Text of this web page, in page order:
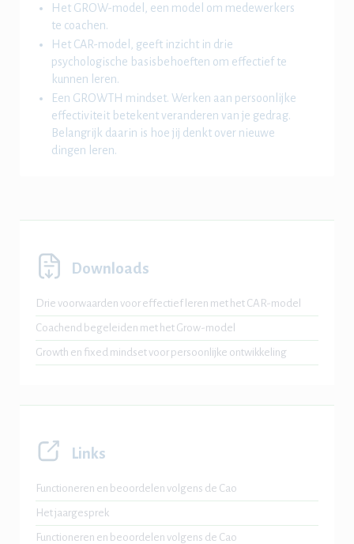
Het GROW-model, een model om medewerkers
te coachen.
Het CAR-model, geeft inzicht in drie
psychologische basisbehoeften om effectief te
kunnen leren.
Een GROWTH mindset. Werken aan persoonlijke
effectiviteit betekent veranderen van je gedrag.
Belangrijk daarin is hoe jij denkt over nieuwe
dingen leren.
Downloads
Drie voorwaarden voor effectief leren met het CAR-model
Coachend begeleiden met het Grow-model
Growth en fixed mindset voor persoonlijke ontwikkeling
Links
Functioneren en beoordelen volgens de Cao
Het jaargesprek
Functioneren en beoordelen volgens de Cao